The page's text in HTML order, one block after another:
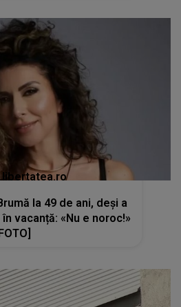
la 49 de ani, deși a
vacanță: «Nu e noroc!»